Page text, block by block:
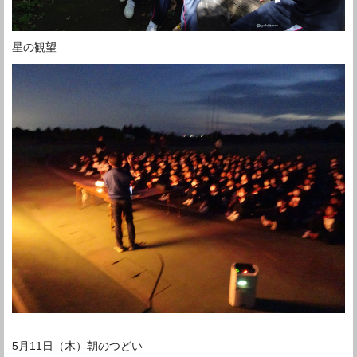
星の観望
5月11日（木）朝のつどい